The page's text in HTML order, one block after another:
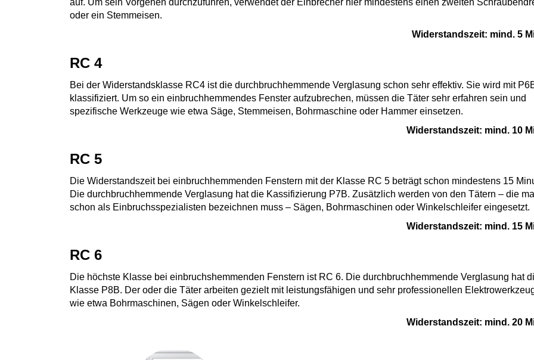
auf. Um sein Vorgehen durchzuführen, verwendet der Einbrecher hier mindestens einen zweiten
oder ein Stemmeisen.
Widerstandszeit: mind. 5
RC 4
Bei der Widerstandsklasse RC4 ist die durchbruchhemmende Verglasung schon sehr effektiv. Sie wird mit
klassifiziert. Um so ein einbruchhemmendes Fenster aufzubrechen, müssen die Täter sehr erfahren sein und
spezifische Werkzeuge wie etwa Säge, Stemmeisen, Bohrmaschine oder Hammer einsetzen.
Widerstandszeit: mind. 10
RC 5
Die Widerstandszeit bei einbruchhemmenden Fenstern mit der Klasse RC 5 beträgt schon mindestens 15
Die durchbruchhemmende Verglasung hat die Kassifizierung P7B. Zusätzlich werden von den Tätern – die
schon als Einbruchsspezialisten bezeichnen muss – Sägen, Bohrmaschinen oder Winkelschleifer eingesetzt.
Widerstandszeit: mind. 15
RC 6
Die höchste Klasse bei einbruchshemmenden Fenstern ist RC 6. Die durchbruchhemmende Verglasung hat
Klasse P8B. Der oder die Täter arbeiten gezielt mit leistungsfähigen und sehr professionellen
wie etwa Bohrmaschinen, Sägen oder Winkelschleifer.
Widerstandszeit: mind. 20